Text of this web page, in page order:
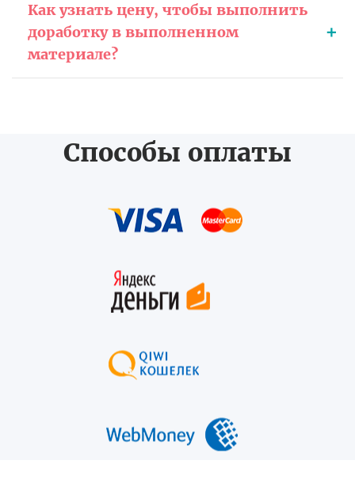
Как узнать цену, чтобы выполнить
доработку в выполненном
материале?
Способы оплаты